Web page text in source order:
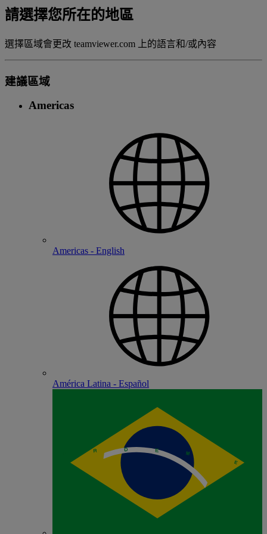
請選擇您所在的地區
選擇區域會更改 teamviewer.com 上的語言和/或內容
建議區域
Americas
Americas - English
América Latina - Español